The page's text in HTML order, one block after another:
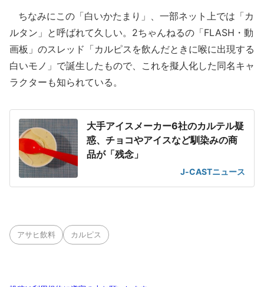
ちなみにこの「白いかたまり」、一部ネット上では「カ
ルタン」と呼ばれて久しい。2ちゃんねるの「FLASH・動
画板」のスレッド「カルピスを飲んだときに喉に出現する
白いモノ」で誕生したもので、これを擬人化した同名キャ
ラクターも知られている。
大手アイスメーカー6社のカルテル疑
惑、チョコやアイスなど馴染みの商
品が「残念」
J-CASTニュース
アサヒ飲料 カルピス